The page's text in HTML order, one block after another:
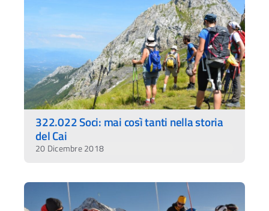
322.022 Soci: mai così tanti nella storia
del Cai
20 Dicembre 2018